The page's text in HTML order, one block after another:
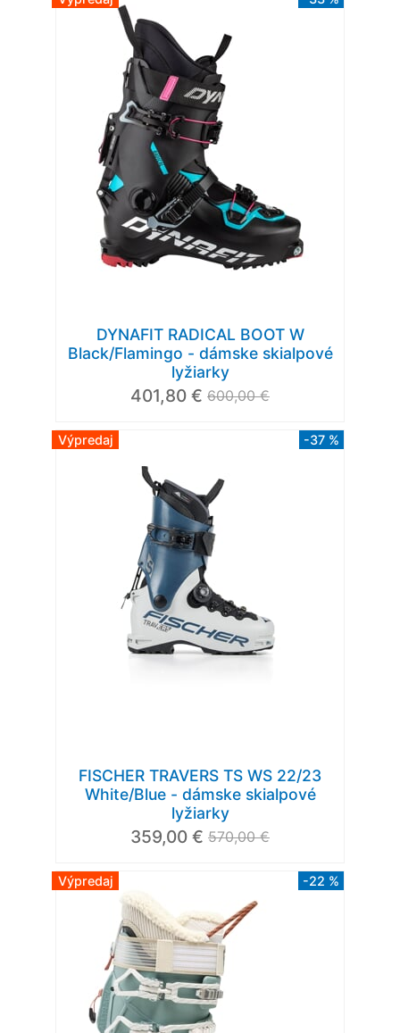
DYNAFIT RADICAL BOOT W
Black/Flamingo - dámske skialpové
lyžiarky
401,80 € 600,00 €
Výpredaj -37 %
FISCHER TRAVERS TS WS 22/23
White/Blue - dámske skialpové
lyžiarky
359,00 € 570,00 €
Výpredaj -22 %